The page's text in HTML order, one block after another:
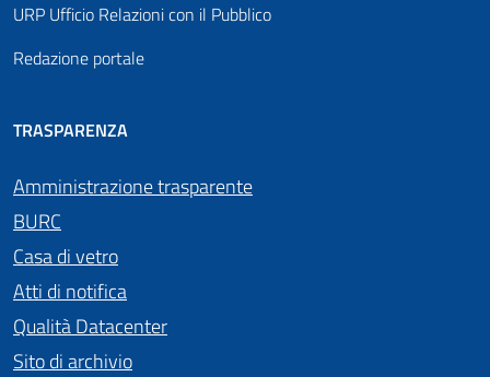
URP Ufficio Relazioni con il Pubblico
Redazione portale
TRASPARENZA
Amministrazione trasparente
BURC
Casa di vetro
Atti di notifica
Qualità Datacenter
Sito di archivio